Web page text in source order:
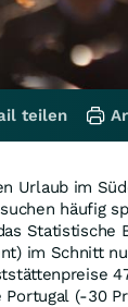
Urlaub im
häufig
Statistische
im Schnitt
(-30
teilen